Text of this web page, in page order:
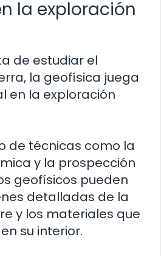
la exploración
de estudiar el
la geofísica juega
en la exploración
de técnicas como la
y la prospección
geofísicos pueden
detalladas de la
y los materiales que
su interior.